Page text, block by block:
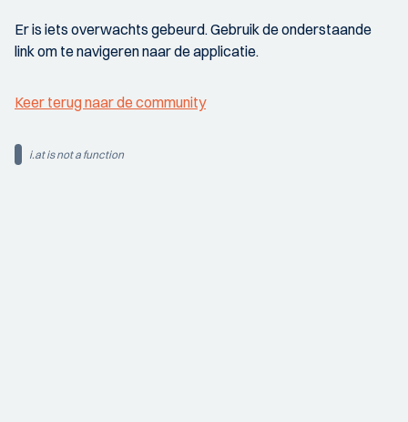
Er is iets overwachts gebeurd. Gebruik de onderstaande
link om te navigeren naar de applicatie.
Keer terug naar de community
i.at is not a function